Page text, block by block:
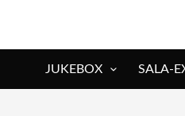
JUKEBOX SALA-